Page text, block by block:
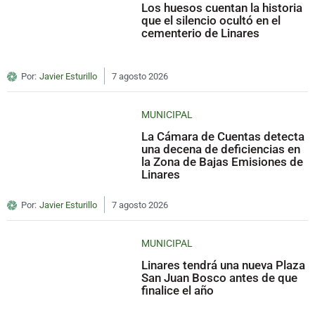
Los huesos cuentan la historia
que el silencio ocultó en el
cementerio de Linares
Por: Javier Esturillo 7 agosto 2026
MUNICIPAL
La Cámara de Cuentas detecta
una decena de deficiencias en
la Zona de Bajas Emisiones de
Linares
Por: Javier Esturillo 7 agosto 2026
MUNICIPAL
Linares tendrá una nueva Plaza
San Juan Bosco antes de que
finalice el año